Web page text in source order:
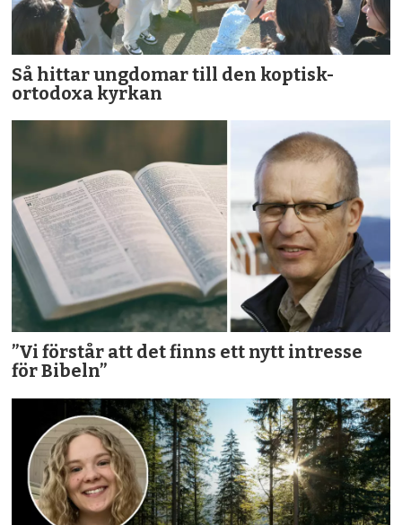
Så hittar ungdomar till den koptisk-
ortodoxa kyrkan
”Vi förstår att det finns ett nytt intresse
för Bibeln”